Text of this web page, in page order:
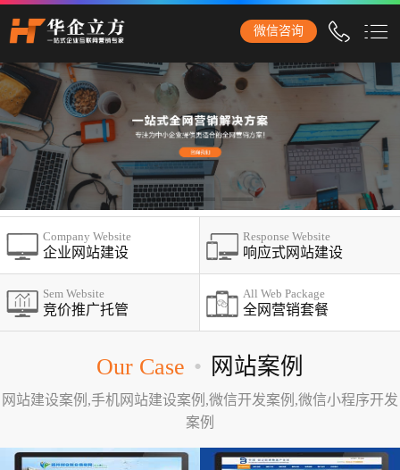
销型网站建设、商城网站建设、品牌网站建设、响应式网站建
设、手机网站建设、网站改版、竞价托管、小程序开发等服务！
保定网站建设
网站建设
企业网站建设
外贸网站建设
营销网站建设
品牌网站建设
手机网站建设
微信咨询
Company Website
企业网站建设
Response Website
响应式网站建设
Sem Website
竞价推广托管
All Web Package
全网营销套餐
Our Case • 网站案例
网站建设案例,手机网站建设案例,微信开发案例,微信小程序开发
案例